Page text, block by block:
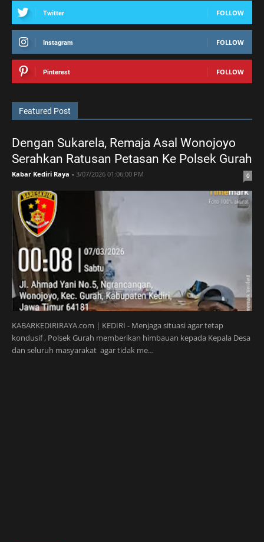
Twitter FOLLOW
Instagram FOLLOW
Pinterest FOLLOW
Featured Post
Dengan Sukarela, Remaja Asal Wonojoyo
Serahkan Ratusan Petasan Ke Polsek Gurah
Kabar Kediri Raya - 3/07/2026 01:06:00 PM 0
KABARKEDIRIRAYA.com | KEDIRI - Menjaga situasi agar tetap
kondusif , Polsek Gurah memberikan himbauan kepada Kepala Desa
dan seluruh masyarakat agar tidak me…